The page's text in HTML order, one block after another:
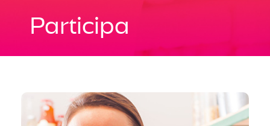
Participa